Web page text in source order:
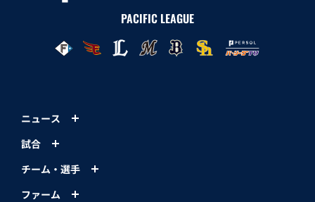
PACIFIC LEAGUE
ニュース
試合
チーム・選手
ファーム